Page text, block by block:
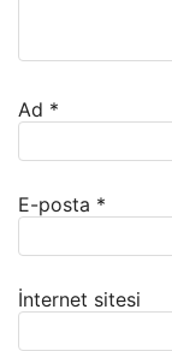
Ad *
E-posta *
İnternet sitesi